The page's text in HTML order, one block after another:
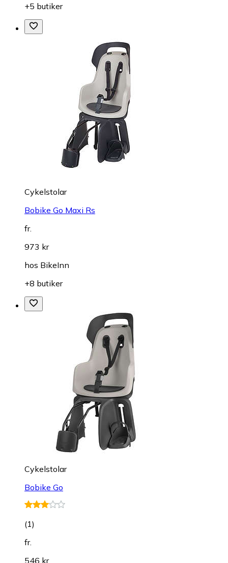
+5 butiker
Cykelstolar
Bobike Go Maxi Rs
fr.
973 kr
hos BikeInn
+8 butiker
Cykelstolar
Bobike Go
(1)
fr.
546 kr